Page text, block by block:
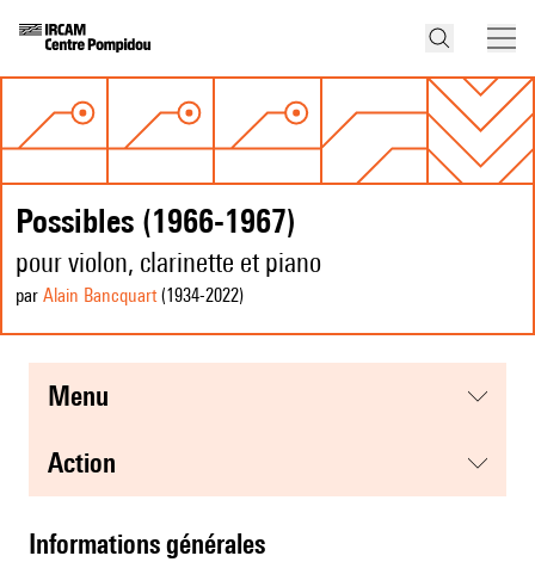
Possibles (1966-1967)
pour violon, clarinette et piano
par Alain Bancquart(1934-2022)
menu
action
informations générales